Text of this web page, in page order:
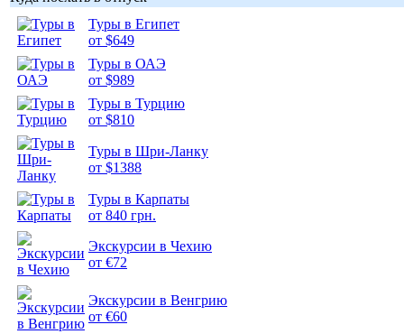
Туры в Египет
от $649
Туры в ОАЭ
от $989
Туры в Турцию
от $810
Туры в Шри-Ланку
от $1388
Туры в Карпаты
от 840 грн.
Экскурсии в Чехию
от €72
Экскурсии в Венгрию
от €60